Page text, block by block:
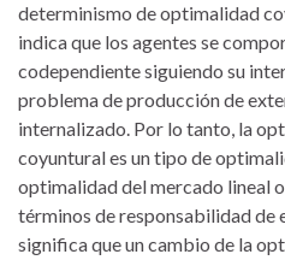
determinismo de optimalidad
indica que los agentes se
codependiente siguiendo su
problema de producción de
internalizado. Por lo tanto, la
coyuntural es un tipo de
optimalidad del mercado lineal
términos de responsabilidad de
significa que un cambio de la